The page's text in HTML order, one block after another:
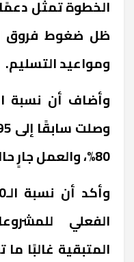
الخطوة تمثل
ظل ضغوط فروق
ومواعيد التسليم.
وأضاف أن نسبة
80%، والعمل جارٍ حاليًا للوصول إلى 70%.
الفعلي
المتبقية غالبًا